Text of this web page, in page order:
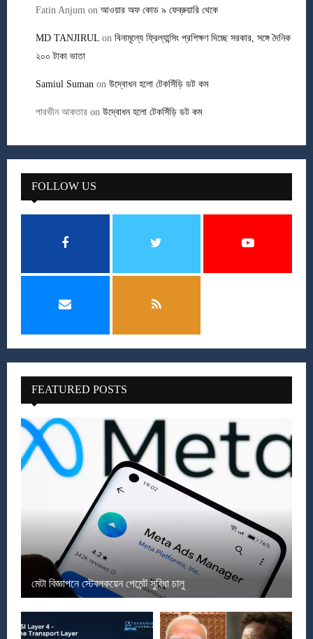
Fatin Anjum on আওয়ার অফ কোড ৯ ফেব্রুয়ারি থেকে
MD TANJIRUL on বিনামূল্যে ফ্রিল্যান্সিং প্রশিক্ষণ দিচ্ছে সরকার, সঙ্গে দৈনিক
২০০ টাকা ভাতা
Samiul Suman on উদ্বোধন হলো টেকসিঁড়ি ডট কম
পারভীন আকতার on উদ্বোধন হলো টেকসিঁড়ি ডট কম
FOLLOW US
FEATURED POSTS
মেটা বিজ্ঞাপনে স্টেবলকয়েন পেমেন্ট সুবিধা চালু